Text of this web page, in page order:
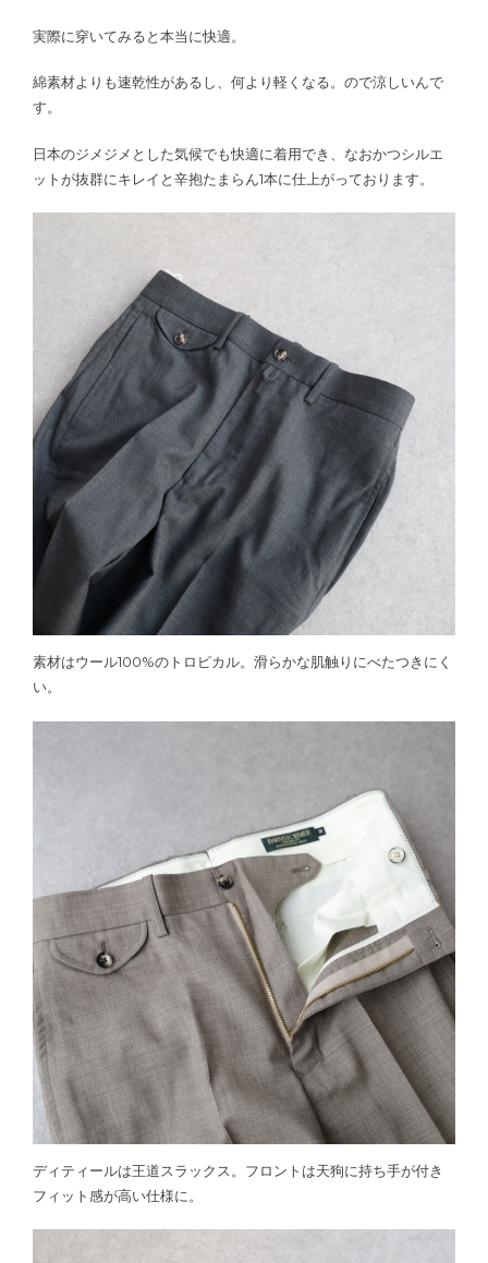
実際に穿いてみると本当に快適。
綿素材よりも速乾性があるし、何より軽くなる。ので涼しいんで
す。
日本のジメジメとした気候でも快適に着用でき、なおかつシルエ
ットが抜群にキレイと辛抱たまらん1本に仕上がっております。
素材はウール100%のトロピカル。滑らかな肌触りにべたつきにく
い。
ディティールは王道スラックス。フロントは天狗に持ち手が付き
フィット感が高い仕様に。